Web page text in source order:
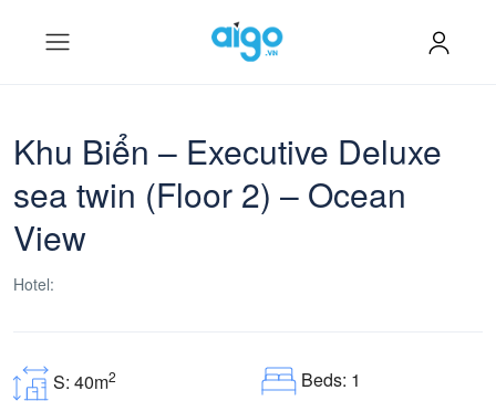
Khu Biển – Executive Deluxe
sea twin (Floor 2) – Ocean
View
Hotel:
S: 40m2 Beds: 1